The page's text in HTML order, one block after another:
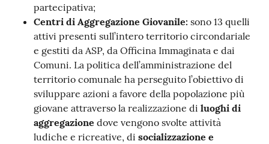
partecipativa;
Centri di Aggregazione Giovanile: sono 13 quelli
attivi presenti sull’intero territorio circondariale
e gestiti da ASP, da Officina Immaginata e dai
Comuni. La politica dell’amministrazione del
territorio comunale ha perseguito l’obiettivo di
sviluppare azioni a favore della popolazione più
giovane attraverso la realizzazione di luoghi di
aggregazione dove vengono svolte attività
ludiche e ricreative, di socializzazione e